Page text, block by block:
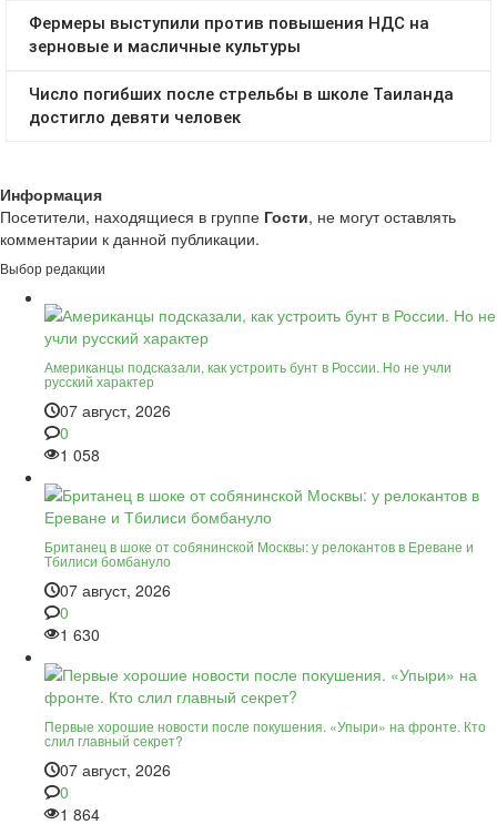
Информация
Посетители, находящиеся в группе Гости, не могут оставлять
комментарии к данной публикации.
Выбор редакции
Американцы подсказали, как устроить бунт в России. Но не учли
русский характер
07 август, 2026
0
1 058
Британец в шоке от собянинской Москвы: у релокантов в Ереване и
Тбилиси бомбануло
07 август, 2026
0
1 630
Первые хорошие новости после покушения. «Упыри» на фронте. Кто
слил главный секрет?
07 август, 2026
0
1 864